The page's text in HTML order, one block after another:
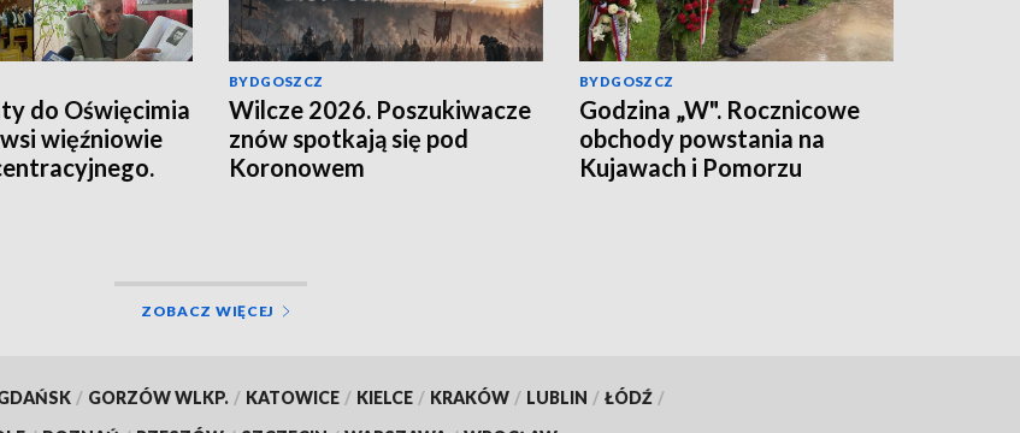
do Oświęcimia
więźniowie
BYDGOSZCZ
Wilcze 2026. Poszukiwacze
znów spotkają się pod
Koronowem
BYDGOSZCZ
Godzina „W". Rocznicowe
obchody powstania na
Kujawach i Pomorzu
ZOBACZ WIĘCEJ
/ GORZÓW WLKP. / KATOWICE / KIELCE / KRAKÓW / LUBLIN / ŁÓDŹ /